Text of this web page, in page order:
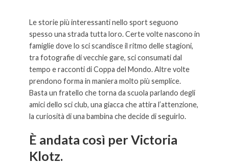
Le storie più interessanti nello sport seguono
spesso una strada tutta loro. Certe volte nascono in
famiglie dove lo sci scandisce il ritmo delle stagioni,
tra fotografie di vecchie gare, sci consumati dal
tempo e racconti di Coppa del Mondo. Altre volte
prendono forma in maniera molto più semplice.
Basta un fratello che torna da scuola parlando degli
amici dello sci club, una giacca che attira l’attenzione,
la curiosità di una bambina che decide di seguirlo.
È andata così per Victoria
Klotz.